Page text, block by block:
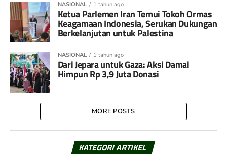
NASIONAL 1 tahun ago
Ketua Parlemen Iran Temui Tokoh Ormas
Keagamaan Indonesia, Serukan Dukungan
Berkelanjutan untuk Palestina
NASIONAL 1 tahun ago
Dari Jepara untuk Gaza: Aksi Damai
Himpun Rp 3,9 Juta Donasi
MORE POSTS
KATEGORI ARTIKEL